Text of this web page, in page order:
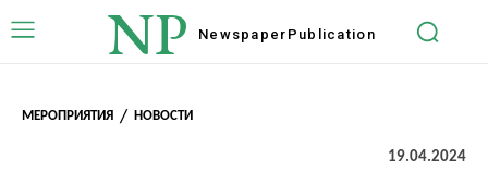
NP Newspaper Publication
МЕРОПРИЯТИЯ НОВОСТИ
19.04.2024